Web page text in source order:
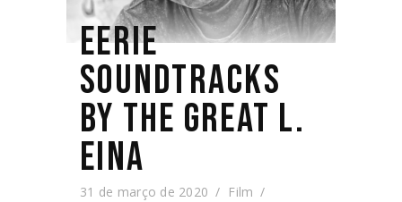
EERIE
SOUNDTRACKS
BY THE GREAT L.
EINA
31 de março de 2020
Film